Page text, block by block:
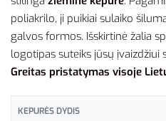
poliakrilo, ji puikiai sulaiko
galvos formos. Išskirtinė žalia
logotipas suteiks jūsų įvaizdžiui
Greitas pristatymas visoje
KEPURĖS DYDIS